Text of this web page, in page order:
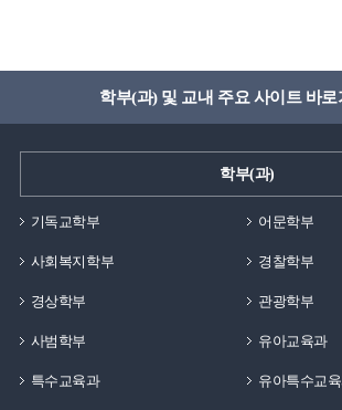
학부(과) 및 교내 주요 사이트 바로
학부(과)
기독교학부 어문학부
사회복지학부 경찰학부
경상학부 관광학부
사범학부 유아교육과
특수교육과 유아특수교